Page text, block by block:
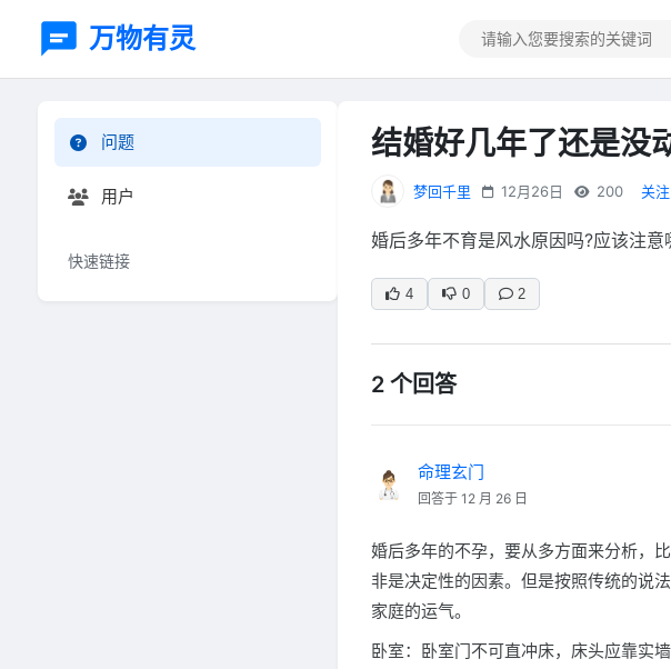
万物有灵
问题
用户
快速链接
结婚好几年了还是没
梦回千里 12月26日 200 关注
婚后多年不育是风水原因吗?应该注意
4 0 2
2 个回答
命理玄门
回答于 12 月 26 日
婚后多年的不孕，要从多方面来分析，
非是决定性的因素。但是按照传统的说
家庭的运气。
卧室：卧室门不可直冲床，床头应靠实